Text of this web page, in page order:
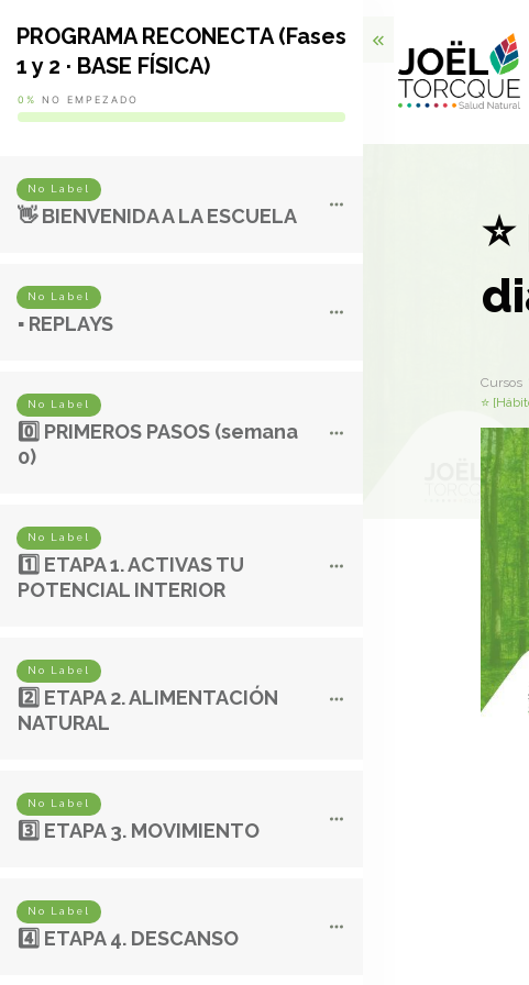
Cursos
⭐
PROGRAMA RECONECTA (Fases
1 y 2 · BASE FÍSICA)
0% NO EMPEZADO
No Label
👋 BIENVENIDA A LA ESCUELA
No Label
▪️ REPLAYS
No Label
0️⃣ PRIMEROS PASOS (semana
0)
No Label
1️⃣ ETAPA 1. ACTIVAS TU
POTENCIAL INTERIOR
No Label
2️⃣ ETAPA 2. ALIMENTACIÓN
NATURAL
No Label
3️⃣ ETAPA 3. MOVIMIENTO
No Label
4️⃣ ETAPA 4. DESCANSO